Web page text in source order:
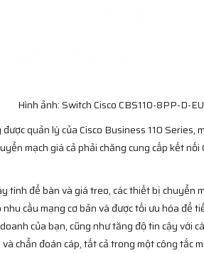
Hình ảnh: Switch Cisco CBS110-8PP-D-
quản lý của Cisco Business 110 Series,
mạch giá cả phải chăng cung cấp kết
tính để bàn và giá treo, các thiết bị chuyển
cầu mạng cơ bản và được tối ưu hóa để
của bạn, cũng như tăng độ tin cậy với
chẩn đoán cáp, tất cả trong một công tắc